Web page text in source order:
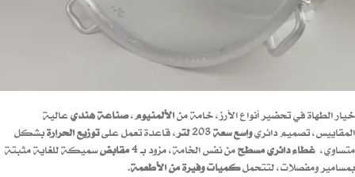
خيار الطهاة في تحضير أنواع الأرز، خامة منالألمنيوم،صناعة هنديعالية
المقاييس، تصميم دائريواسع سعة 203 لتر ، قاعدة تعمل علىتوزيع الحرارةبشكل
متساوي، غطاء دائري مسطحمن نفس الخامة، مزود بـ4 مقابض
سميكة للغاية مثبتة
بمسامير ومفصلات، لتتحملكميات وفيرة من الأطعمة.